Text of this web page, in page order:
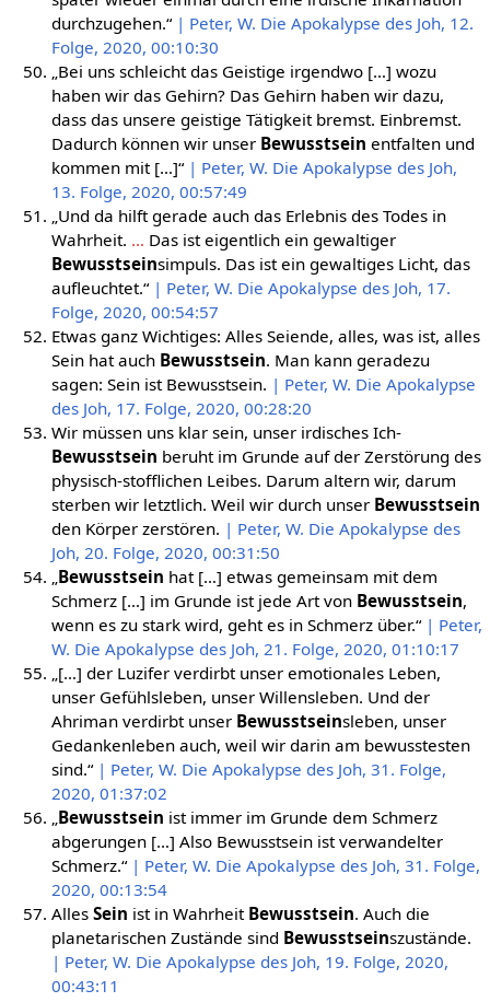
durchzugehen.“ | Peter, W. Die Apokalypse des Joh, 12.
Folge, 2020, 00:10:30
„Bei uns schleicht das Geistige irgendwo […] wozu
haben wir das Gehirn? Das Gehirn haben wir dazu,
dass das unsere geistige Tätigkeit bremst. Einbremst.
Dadurch können wir unser Bewusstsein entfalten und
kommen mit […]“ | Peter, W. Die Apokalypse des Joh,
13. Folge, 2020, 00:57:49
„Und da hilft gerade auch das Erlebnis des Todes in
Wahrheit. … Das ist eigentlich ein gewaltiger
Bewusstseinsimpuls. Das ist ein gewaltiges Licht, das
aufleuchtet.“ | Peter, W. Die Apokalypse des Joh, 17.
Folge, 2020, 00:54:57
Etwas ganz Wichtiges: Alles Seiende, alles, was ist, alles
Sein hat auch Bewusstsein. Man kann geradezu
sagen: Sein ist Bewusstsein. | Peter, W. Die Apokalypse
des Joh, 17. Folge, 2020, 00:28:20
Wir müssen uns klar sein, unser irdisches Ich-
Bewusstsein beruht im Grunde auf der Zerstörung des
physisch-stofflichen Leibes. Darum altern wir, darum
sterben wir letztlich. Weil wir durch unser Bewusstsein
den Körper zerstören. | Peter, W. Die Apokalypse des
Joh, 20. Folge, 2020, 00:31:50
Bewusstsein hat […] etwas gemeinsam mit dem
Schmerz […] im Grunde ist jede Art von Bewusstsein,
wenn es zu stark wird, geht es in Schmerz über.“ | Peter,
W. Die Apokalypse des Joh, 21. Folge, 2020, 01:10:17
„[…] der Luzifer verdirbt unser emotionales Leben,
unser Gefühlsleben, unser Willensleben. Und der
Ahriman verdirbt unser Bewusstseinsleben, unser
Gedankenleben auch, weil wir darin am bewusstesten
sind.“ | Peter, W. Die Apokalypse des Joh, 31. Folge,
2020, 01:37:02
Bewusstsein ist immer im Grunde dem Schmerz
abgerungen […] Also Bewusstsein ist verwandelter
Schmerz.“ | Peter, W. Die Apokalypse des Joh, 31. Folge,
2020, 00:13:54
Alles Sein ist in Wahrheit Bewusstsein. Auch die
planetarischen Zustände sind Bewusstseinszustände.
| Peter, W. Die Apokalypse des Joh, 19. Folge, 2020,
00:43:11